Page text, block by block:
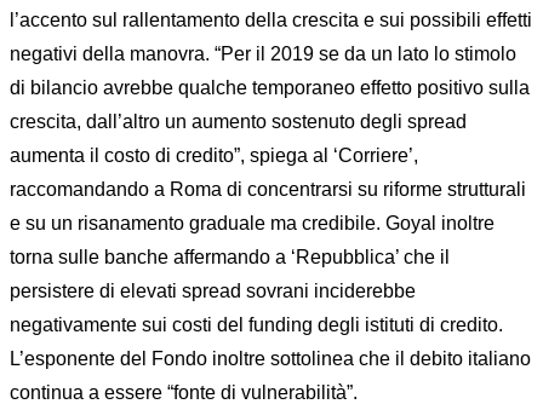
l’accento sul rallentamento della crescita e sui possibili effetti
negativi della manovra. “Per il 2019 se da un lato lo stimolo
di bilancio avrebbe qualche temporaneo effetto positivo sulla
crescita, dall’altro un aumento sostenuto degli spread
aumenta il costo di credito”, spiega al ‘Corriere’,
raccomandando a Roma di concentrarsi su riforme strutturali
e su un risanamento graduale ma credibile. Goyal inoltre
torna sulle banche affermando a ‘Repubblica’ che il
persistere di elevati spread sovrani inciderebbe
negativamente sui costi del funding degli istituti di credito.
L’esponente del Fondo inoltre sottolinea che il debito italiano
continua a essere “fonte di vulnerabilità”.